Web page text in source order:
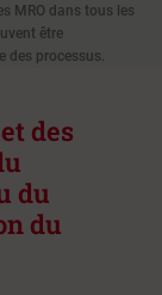
MRO dans tous les
être
processus.
des
du
du